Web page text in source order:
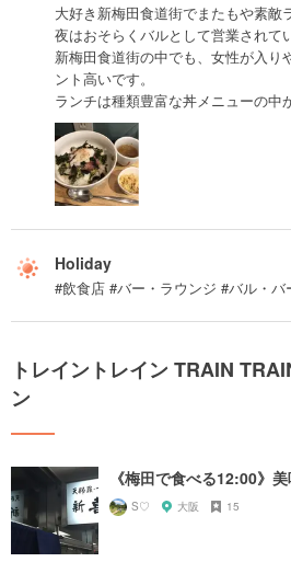
大好き新梅田食道街でまたもや素敵
夜はおそらくバルとして営業されて
新梅田食道街の中でも、女性が入り
ント高いです。
ランチは種類豊富な丼メニューの中
Holiday
#飲食店 #バー・ラウンジ #バル・バ
トレイントレイン TRAIN
ン
《梅田で食べる12:00》
S♡ 大阪 15